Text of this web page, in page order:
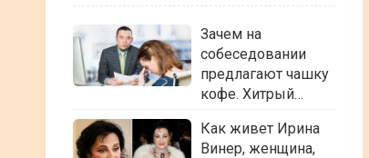
Зачем на
собеседовании
предлагают чашку
кофе. Хитрый…
Как живет Ирина
Винер, женщина,